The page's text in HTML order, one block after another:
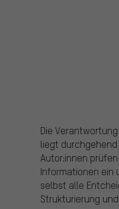
Die
liegt durchgehend
Autor:innen
Informationen ein
selbst alle
Strukturierung